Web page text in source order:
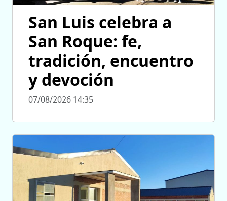
San Luis celebra a
San Roque: fe,
tradición, encuentro
y devoción
07/08/2026 14:35